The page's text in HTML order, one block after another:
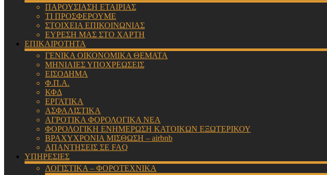
ΠΑΡΟΥΣΙΑΣΗ ΕΤΑΙΡΙΑΣ
ΤΙ ΠΡΟΣΦΕΡΟΥΜΕ
ΣΤΟΙΧΕΙΑ ΕΠΙΚΟΙΝΩΝΙΑΣ
ΕΥΡΕΣΗ ΜΑΣ ΣΤΟ ΧΑΡΤΗ
ΕΠΙΚΑΙΡΟΤΗΤΑ
ΓΕΝΙΚΑ ΟΙΚΟΝΟΜΙΚΑ ΘΕΜΑΤΑ
ΜΗΝΙΑΙΕΣ ΥΠΟΧΡΕΩΣΕΙΣ
ΕΙΣΟΔΗΜΑ
Φ.Π.Α.
ΚΦΔ
ΕΡΓΑΤΙΚΑ
ΑΣΦΑΛΙΣΤΙΚΑ
ΑΓΡΟΤΙΚΑ ΦΟΡΟΛΟΓΙΚΑ ΝΕΑ
ΦΟΡΟΛΟΓΙΚΗ ΕΝΗΜΕΡΩΣΗ ΚΑΤΟΙΚΩΝ ΕΞΩΤΕΡΙΚΟΥ
ΒΡΑΧΥΧΡΟΝΙΑ ΜΙΣΘΩΣΗ – airbnb
ΑΠΑΝΤΗΣΕΙΣ ΣΕ FAQ
ΥΠΗΡΕΣΙΕΣ
ΛΟΓΙΣΤΙΚΑ – ΦΟΡΟΤΕΧΝΙΚΑ